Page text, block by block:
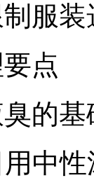
服
点
的基
中